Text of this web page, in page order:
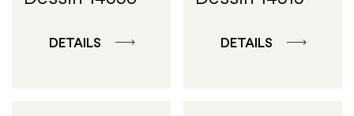
DETAILS DETAILS